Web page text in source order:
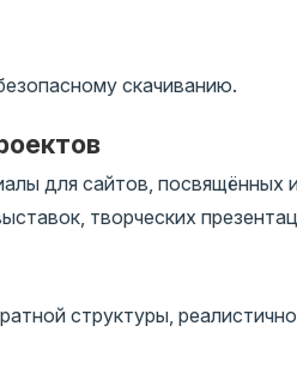
скачиванию.
для сайтов, посвящённых
творческих
структуры,